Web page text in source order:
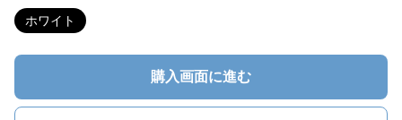
ホワイト
購入画面に進む